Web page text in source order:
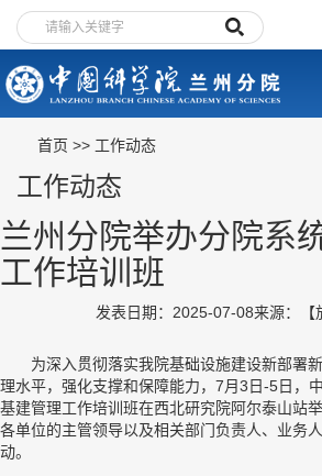
首页 >> 工作动态
工作动态
兰州分院举办分院系
工作培训班
发表日期：2025-07-08来源： 【
为深入贯彻落实我院基础设施建设新部署
理水平，强化支撑和保障能力，7月3日-5日，
基建管理工作培训班在西北研究院阿尔泰山站
各单位的主管领导以及相关部门负责人、业务
动。